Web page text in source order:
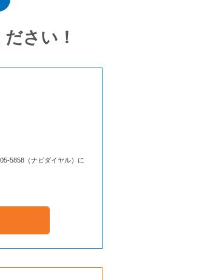
さい！
5858（ナビダイヤル）に